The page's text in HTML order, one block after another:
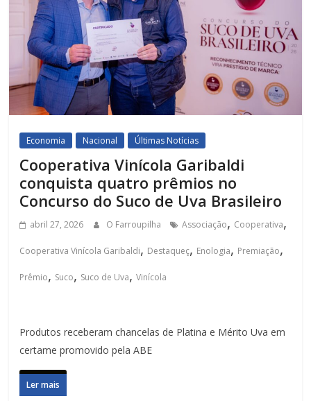
Economia Nacional Últimas Notícias
Cooperativa Vinícola Garibaldi
conquista quatro prêmios no
Concurso do Suco de Uva Brasileiro
abril 27, 2026 O Farroupilha Associação, Cooperativa,
Cooperativa Vinícola Garibaldi, Destaqueç, Enologia, Premiação,
Prêmio, Suco, Suco de Uva,Vinícola
Produtos receberam chancelas de Platina e Mérito Uva em
certame promovido pela ABE
Ler mais